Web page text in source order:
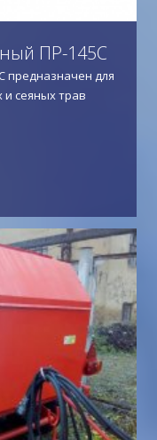
ПР-145С
предназначен для
и сеяных трав